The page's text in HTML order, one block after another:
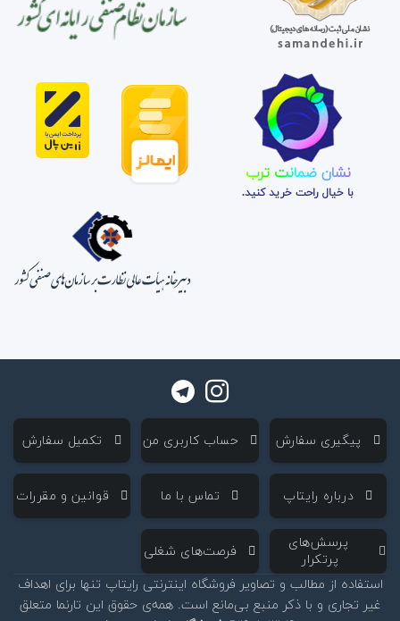
نشان ضمانت ترب
با خیال راحت خرید کنید.
‌ پیگیری سفارش ‌ حساب کاربری من ‌ تکمیل سفارش
‌ درباره رایتاپ ‌ تماس با ما ‌ قوانین و مقررات
‌ پرسش‌های
پرتکرار
‌ فرصت‌های شغلی
استفاده از مطالب و تصاویر فروشگاه اینترنتی رایتاپ تنها برای اهداف
غیر تجاری و با ذکر منبع بی‌مانع است. همه‌ی حقوق این تارنما متعلق